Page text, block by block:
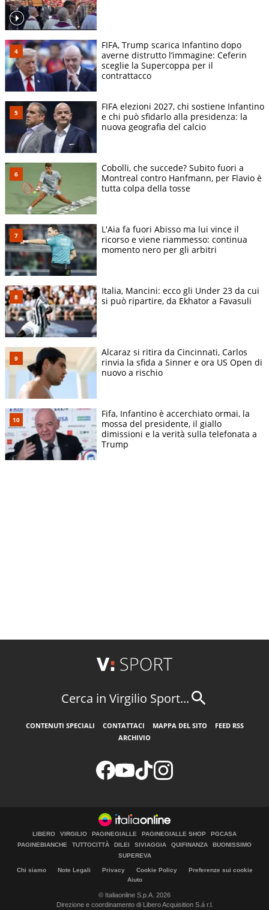
FIFA, Trump scarica Infantino dopo
averne distrutto l’immagine: Ceferin
sceglie la Supercoppa per il
contrattacco
FIFA elezioni 2027, chi sostiene Infantino
e chi può sfidarlo alla presidenza: la
nuova geografia del calcio
Cobolli, che succede? Subito fuori a
Montreal contro Hanfmann, per Flavio è
tutta colpa della tosse
L'Aia fa fuori Abisso ma lui vince il
ricorso e viene riammesso: continua
momento nero per gli arbitri
Italia, Mancini: ecco gli Under 23 da cui
si può ripartire, da Ekhator a Favasuli
Alcaraz si ritira da Cincinnati, Carlos
rinvia la sfida a Sinner e ora US Open di
nuovo a rischio
Fifa, Infantino è accerchiato ormai, la
mossa del presidente, il giallo
dimissioni e la verità sulla telefonata a
Trump
Cerca in Virgilio Sport...
CONTENUTI SPECIALI CONTATTACI MAPPA DEL SITO
FEED RSS
ARCHIVIO
LIBERO VIRGILIO PAGINEGIALLE PAGINEGIALLE SHOP
PGCASA
PAGINEBIANCHE
TUTTOCITTÀ DILEI SIVIAGGIA QUIFINANZA
BUONISSIMO
SUPEREVA
Chi siamo Note Legali Privacy Cookie Policy
Preferenze sui cookie
Aiuto
© Italiaonline S.p.A. 2026
Direzione e coordinamento di Libero Acquisition S.á r.l.